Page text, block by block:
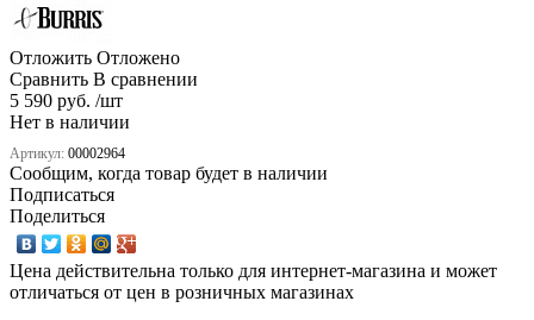
Отложить Отложено
Сравнить В сравнении
5 590 руб. /шт
Нет в наличии
Артикул: 00002964
Сообщим, когда товар будет в наличии
Подписаться
Поделиться
Цена действительна только для интернет-магазина и может
отличаться от цен в розничных магазинах